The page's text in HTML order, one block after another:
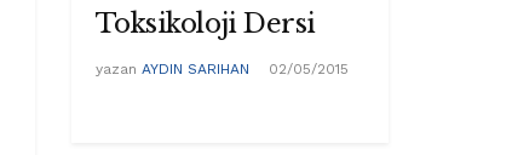
Toksikoloji Dersi
yazan AYDIN SARIHAN 02/05/2015